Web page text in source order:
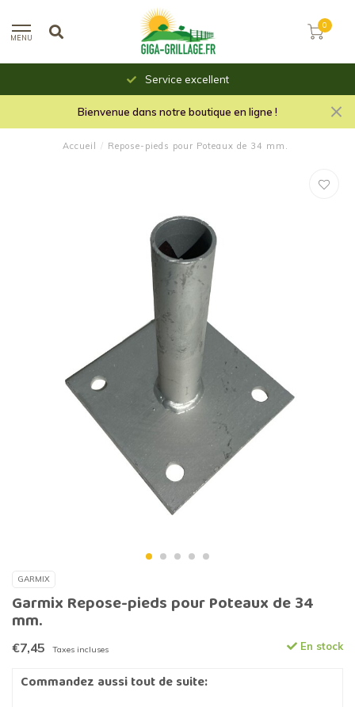
MENU
0
Service excellent
Bienvenue dans notre boutique en ligne !
Accueil / Repose-pieds pour Poteaux de 34 mm.
GARMIX
Garmix Repose-pieds pour Poteaux de 34
mm.
€7,45 Taxes incluses En stock
Commandez aussi tout de suite: